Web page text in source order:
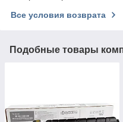
Все условия возврата
Подобные товары